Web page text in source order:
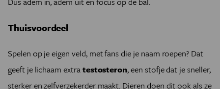
Thuisvoordeel
Spelen op je eigen veld, met fans die je naam roepen? Dat
geeft je lichaam extratestosteron, een stofje dat je sneller,
sterker en zelfverzekerder maakt. Dieren doen dit ook als ze